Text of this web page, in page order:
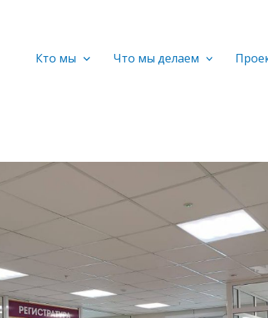
Кто мы Что мы делаем